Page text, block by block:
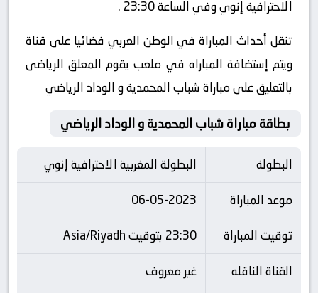
الاحترافية إنوي وفي الساعة 23:30 .
تنقل أحداث المباراة في الوطن العربي فضائيا على قناة
ويتم إستضافة المباراه في ملعب يقوم المعلق الرياضى
بالتعليق على مباراة شباب المحمدية و الوداد الرياضي
بطاقة مباراة شباب المحمدية و الوداد الرياضي
البطولة
البطولة المغربية الاحترافية إنوي
موعد المباراة
06-05-2023
توقيت المباراة
23:30 بتوقيت Asia/Riyadh
القناة الناقله
غير معروف